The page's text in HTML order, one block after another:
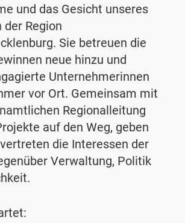
und das Gesicht unseres
der Region
. Sie betreuen die
neue hinzu und
Unternehmerinnen
vor Ort. Gemeinsam mit
Regionalleitung
auf den Weg, geben
die Interessen der
Verwaltung, Politik